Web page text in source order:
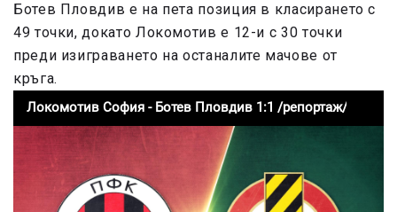
Ботев Пловдив е на пета позиция в класирането с
49 точки, докато Локомотив е 12-и с 30 точки
преди изиграването на останалите мачове от
кръга.